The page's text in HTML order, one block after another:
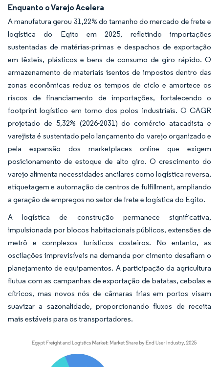
Enquanto o Varejo Acelera
A manufatura gerou 31,22% do tamanho do mercado de frete e
logística do Egito em 2025, refletindo importações
sustentadas de matérias-primas e despachos de exportação
em têxteis, plásticos e bens de consumo de giro rápido. O
armazenamento de materiais isentos de impostos dentro das
zonas econômicas reduz os tempos de ciclo e amortece os
riscos de financiamento de importações, fortalecendo o
footprint logístico em torno dos polos industriais. O CAGR
projetado de 5,32% (2026-2031) do comércio atacadista e
varejista é sustentado pelo lançamento do varejo organizado e
pela expansão dos marketplaces online que exigem
posicionamento de estoque de alto giro. O crescimento do
varejo alimenta necessidades ancilares como logística reversa,
etiquetagem e automação de centros de fulfillment, ampliando
a geração de empregos no setor de frete e logística do Egito.
A logística de construção permanece significativa,
impulsionada por blocos habitacionais públicos, extensões de
metrô e complexos turísticos costeiros. No entanto, as
oscilações imprevisíveis na demanda por cimento desafiam o
planejamento de equipamentos. A participação da agricultura
flutua com as campanhas de exportação de batatas, cebolas e
cítricos, mas novos nós de câmaras frias em portos visam
suavizar a sazonalidade, proporcionando fluxos de receita
mais estáveis para os transportadores.